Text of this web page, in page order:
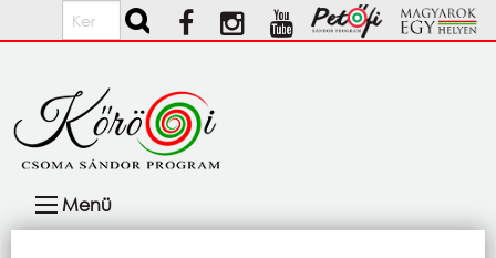
Ugrás a tartalomra
Keresés
navigáció
Menü